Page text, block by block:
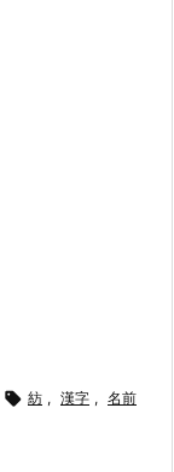
 紡 , 漢字 , 名前